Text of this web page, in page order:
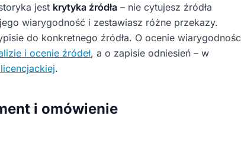
jest krytyka źródła – nie cytujesz źródła
wiarygodność i zestawiasz różne przekazy.
do konkretnego źródła. O ocenie
i ocenie źródeł, a o zapisie odniesień – w
.
i omówienie